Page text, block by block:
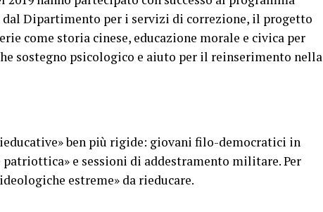
Dipartimento per i servizi di correzione, il progetto
come storia cinese, educazione morale e civica per
sostegno psicologico e aiuto per il reinserimento nella
ben più rigide: giovani filo-democratici in
e sessioni di addestramento militare. Per
estreme» da rieducare.